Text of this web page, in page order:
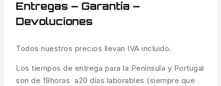
Entregas – Garantía –
Devoluciones
Todos nuestros precios llevan IVA incluido.
Los tiempos de entrega para la Península y Portugal
son de 19horas a20 días laborables (siempre que